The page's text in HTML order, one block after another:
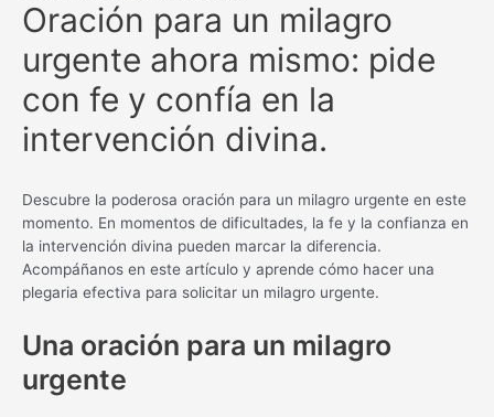
Oración para un milagro
urgente ahora mismo: pide
con fe y confía en la
intervención divina.
Descubre la poderosa oración para un milagro urgente en este
momento. En momentos de dificultades, la fe y la confianza en
la intervención divina pueden marcar la diferencia.
Acompáñanos en este artículo y aprende cómo hacer una
plegaria efectiva para solicitar un milagro urgente.
Una oración para un milagro
urgente